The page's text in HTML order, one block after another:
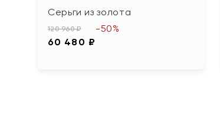
Серьги из золота
120 960 ₽
60 480 ₽
-50%